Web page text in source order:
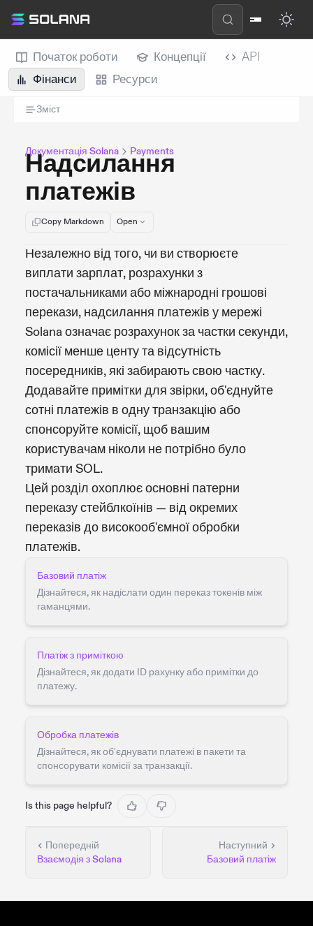
Початок роботи Концепції
API
Фінанси
Ресурси
Зміст
Документація Solana Payments
Надсилання
платежів
Copy Markdown Open
Незалежно від того, чи ви створюєте
виплати зарплат, розрахунки з
постачальниками або міжнародні грошові
перекази, надсилання платежів у мережі
Solana означає розрахунок за частки секунди,
комісії менше центу та відсутність
посередників, які забирають свою частку.
Додавайте примітки для звірки, об'єднуйте
сотні платежів в одну транзакцію або
спонсоруйте комісії, щоб вашим
користувачам ніколи не потрібно було
тримати SOL.
Цей розділ охоплює основні патерни
переказу стейблкоїнів — від окремих
переказів до високооб'ємної обробки
платежів.
Базовий платіж
Дізнайтеся, як надіслати один переказ токенів між
гаманцями.
Платіж з приміткою
Дізнайтеся, як додати ID рахунку або примітки до
платежу.
Обробка платежів
Дізнайтеся, як об'єднувати платежі в пакети та
спонсорувати комісії за транзакції.
Is this page helpful?
Попередній
Взаємодія з Solana
Наступний
Базовий платіж